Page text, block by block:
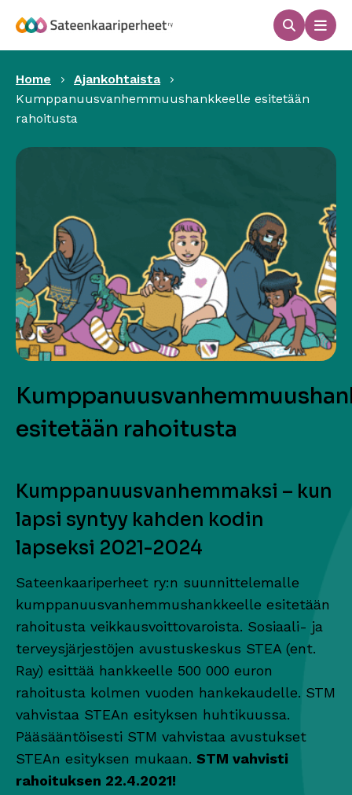
sisältöön
Haku
Home
Ajankohtaista
Kumppanuusvanhemmuushankkeelle esitetään
rahoitusta
esitetään rahoitusta
Kumppanuusvanhemmaksi – kun
lapsi syntyy kahden kodin
lapseksi 2021-2024
Sateenkaariperheet ry:n suunnittelemalle
kumppanuusvanhemmushankkeelle esitetään
rahoitusta veikkausvoittovaroista. Sosiaali- ja
terveysjärjestöjen avustuskeskus STEA (ent.
Ray) esittää hankkeelle 500 000 euron
rahoitusta kolmen vuoden hankekaudelle. STM
vahvistaa STEAn esityksen huhtikuussa.
Pääsääntöisesti STM vahvistaa avustukset
STEAn esityksen mukaan. STM vahvisti
rahoituksen 22.4.2021!